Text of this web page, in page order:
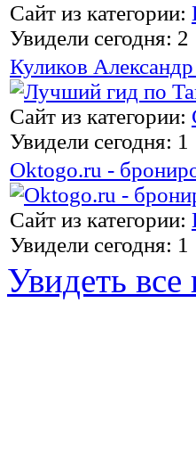
Сайт из категории:
Увидели сегодня: 2
Куликов
Сайт из категории:
Увидели сегодня: 1
Oktogo.ru -
Сайт из категории:
Увидели сегодня: 1
Увидеть